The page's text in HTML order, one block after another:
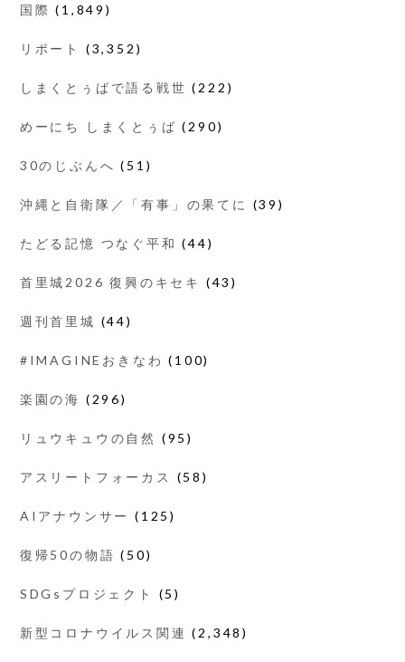
国際 (1,849)
リポート (3,352)
しまくとぅばで語る戦世 (222)
めーにち しまくとぅば (290)
30のじぶんへ (51)
沖縄と自衛隊／「有事」の果てに (39)
たどる記憶 つなぐ平和 (44)
首里城2026 復興のキセキ (43)
週刊首里城 (44)
#IMAGINEおきなわ (100)
楽園の海 (296)
リュウキュウの自然 (95)
アスリートフォーカス (58)
AIアナウンサー (125)
復帰50の物語 (50)
SDGsプロジェクト (5)
新型コロナウイルス関連 (2,348)